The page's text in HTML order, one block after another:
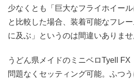
少なくとも「巨大なフライホイー
と比較した場合、装着可能なフレ
に及ぶ」というのは間違いありませ
うどん県メイドのミニベロTyell FX
問題なくセッティング可能。ふつ